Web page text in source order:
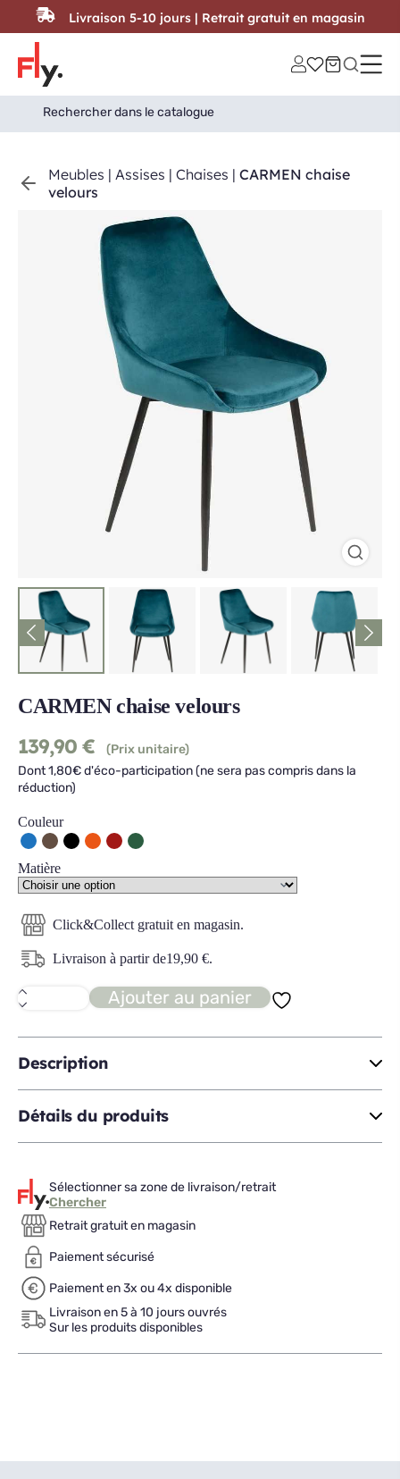
Passer au contenu
Search
for:
Search Button
Meubles | Assises | Chaises | CARMEN chaise
velours
CARMEN chaise velours
139,90 €
(Prix unitaire)
Dont 1,80€ d'éco-participation (ne sera pas compris dans la
réduction)
Couleur
Matière
Click&Collect gratuit en magasin.
Livraison à partir de19,90 €.
quantité
de
chaise
velours
Ajouter au panier
Description
Détails du produits
Sélectionner sa zone de livraison/retrait
Chercher
Retrait gratuit en magasin
Paiement sécurisé
Paiement en 3x ou 4x disponible
Livraison en 5 à 10 jours ouvrés
Sur les produits disponibles
Livraison 5-10 jours | Retrait gratuit en magasin